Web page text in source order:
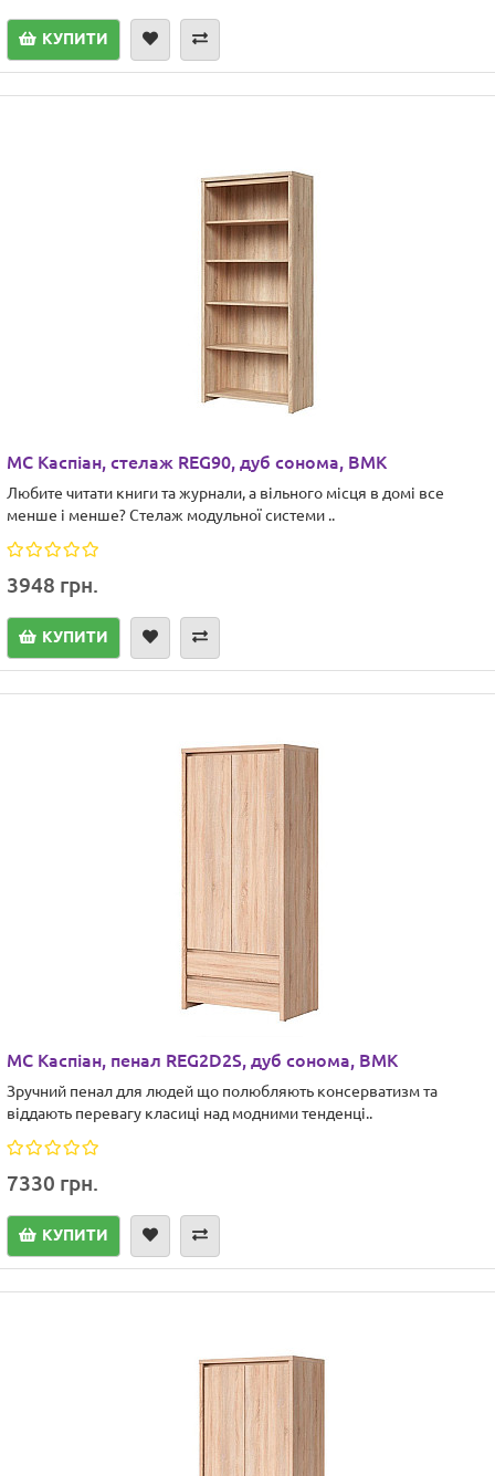
КУПИТИ
МС Каспіан, стелаж REG90, дуб сонома, ВМК
Любите читати книги та журнали, а вільного місця в домі все
менше і менше? Стелаж модульної системи ..
3948 грн.
КУПИТИ
МС Каспіан, пенал REG2D2S, дуб сонома, ВМК
Зручний пенал для людей що полюбляють консерватизм та
віддають перевагу класиці над модними тенденці..
7330 грн.
КУПИТИ